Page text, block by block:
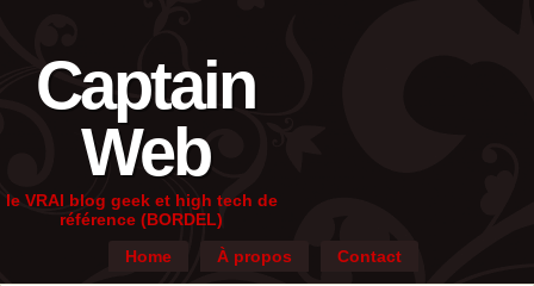
Captain
Web
le VRAI blog geek et high tech de
référence (BORDEL)
Home
À propos Contact